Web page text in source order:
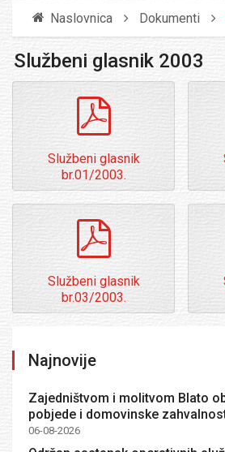
Naslovnica Dokumenti
Službeni glasnik 2003
Službeni glasnik
br.01/2003.
Službeni glasnik
br.03/2003.
Najnovije
Zajedništvom i molitvom Blato
pobjede i domovinske
06-08-2026